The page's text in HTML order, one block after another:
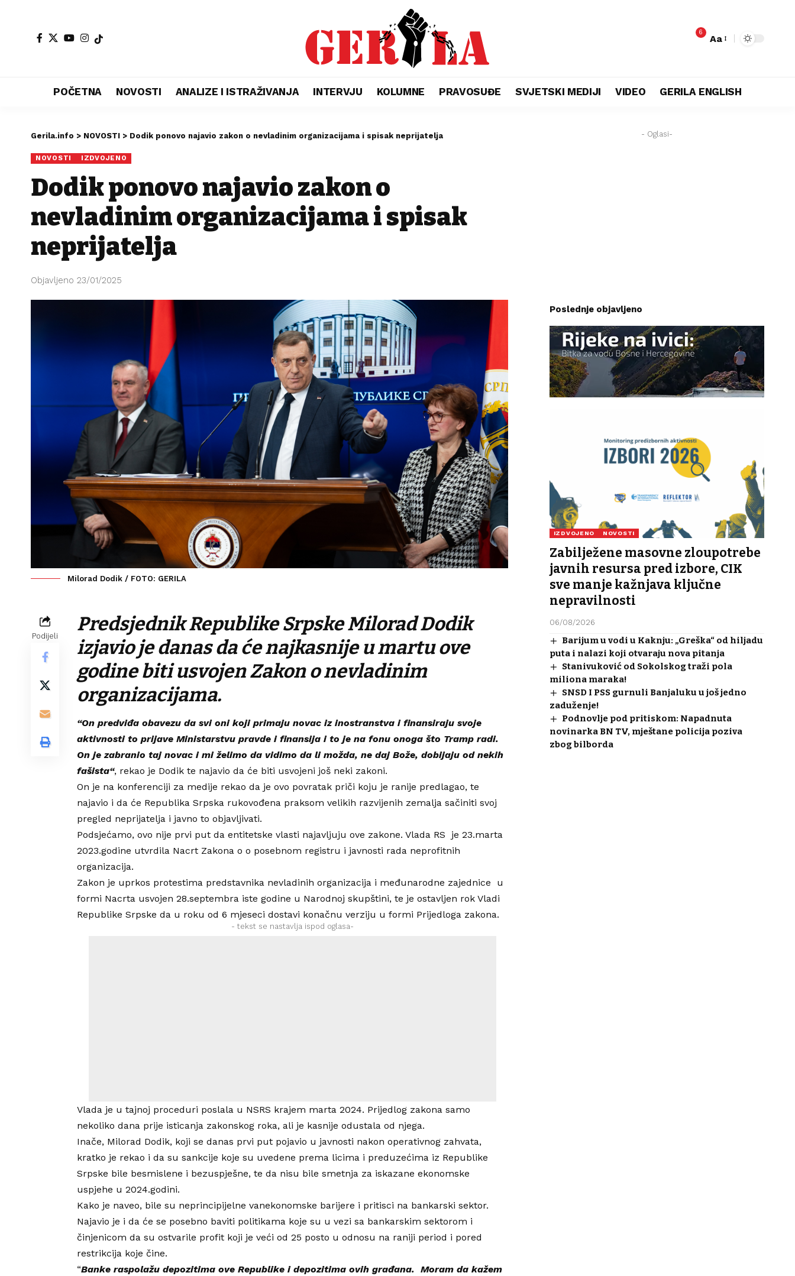
6
Aa
POČETNA NOVOSTI ANALIZE I ISTRAŽIVANJA INTERVJU KOLUMNE PRAVOSUĐE SVJETSKI MEDIJI VIDEO GERILA ENGLISH
Gerila.info > NOVOSTI > Dodik ponovo najavio zakon o nevladinim organizacijama i spisak neprijatelja
NOVOSTI IZDVOJENO
Dodik ponovo najavio zakon o
nevladinim organizacijama i spisak
neprijatelja
Objavljeno 23/01/2025
Milorad Dodik / FOTO: GERILA
Podijeli
Predsjednik Republike Srpske Milorad Dodik
izjavio je danas da će najkasnije u martu ove
godine biti usvojen Zakon o nevladinim
organizacijama.
“On predviđa obavezu da svi oni koji primaju novac iz inostranstva i finansiraju svoje
aktivnosti to prijave Ministarstvu pravde i finansija i to je na fonu onoga što Tramp radi.
On je zabranio taj novac i mi želimo da vidimo da li možda, ne daj Bože, dobijaju od nekih
fašista“, rekao je Dodik te najavio da će biti usvojeni još neki zakoni.
On je na konferenciji za medije rekao da je ovo povratak priči koju je ranije predlagao, te
najavio i da će Republika Srpska rukovođena praksom velikih razvijenih zemalja sačiniti svoj
pregled neprijatelja i javno to objavljivati.
Podsjećamo, ovo nije prvi put da entitetske vlasti najavljuju ove zakone. Vlada RS je 23.marta
2023.godine utvrdila Nacrt Zakona o o posebnom registru i javnosti rada neprofitnih
organizacija.
Zakon je uprkos protestima predstavnika nevladinih organizacija i međunarodne zajednice u
formi Nacrta usvojen 28.septembra iste godine u Narodnoj skupštini, te je ostavljen rok Vladi
Republike Srpske da u roku od 6 mjeseci dostavi konačnu verziju u formi Prijedloga zakona.
- tekst se nastavlja ispod oglasa-
Vlada je u tajnoj proceduri poslala u NSRS krajem marta 2024. Prijedlog zakona samo
nekoliko dana prije isticanja zakonskog roka, ali je kasnije odustala od njega.
Inače, Milorad Dodik, koji se danas prvi put pojavio u javnosti nakon operativnog zahvata,
kratko je rekao i da su sankcije koje su uvedene prema licima i preduzećima iz Republike
Srpske bile besmislene i bezuspješne, te da nisu bile smetnja za iskazane ekonomske
uspjehe u 2024.godini.
Kako je naveo, bile su neprincipijelne vanekonomske barijere i pritisci na bankarski sektor.
Najavio je i da će se posebno baviti politikama koje su u vezi sa bankarskim sektorom i
činjenicom da su ostvarile profit koji je veći od 25 posto u odnosu na raniji period i pored
restrikcija koje čine.
“Banke raspolažu depozitima ove Republike i depozitima ovih građana. Moram da kažem
- Oglasi-
Poslednje objavljeno
IZDVOJENO NOVOSTI
Zabilježene masovne zloupotrebe
javnih resursa pred izbore, CIK
sve manje kažnjava ključne
nepravilnosti
06/08/2026
Barijum u vodi u Kaknju: „Greška“ od hiljadu
puta i nalazi koji otvaraju nova pitanja
Stanivuković od Sokolskog traži pola
miliona maraka!
SNSD I PSS gurnuli Banjaluku u još jedno
zaduženje!
Podnovlje pod pritiskom: Napadnuta
novinarka BN TV, mještane policija poziva
zbog bilborda